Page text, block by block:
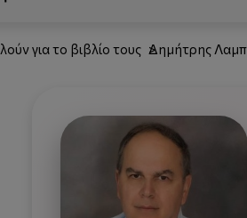
για το βιβλίο τους Δημήτρης